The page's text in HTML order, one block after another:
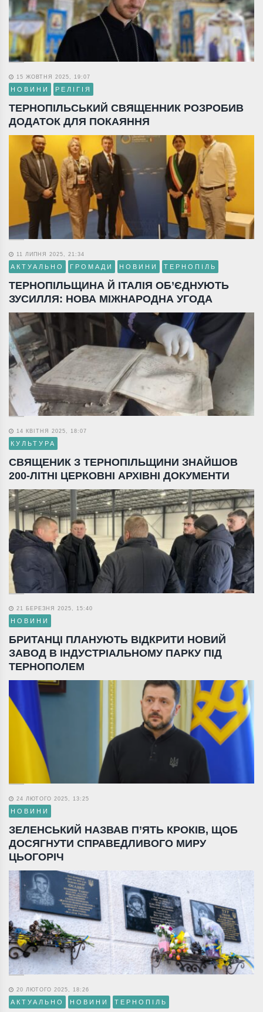
15 ЖОВТНЯ 2025, 19:07
НОВИНИ РЕЛІГІЯ
ТЕРНОПІЛЬСЬКИЙ СВЯЩЕННИК РОЗРОБИВ
ДОДАТОК ДЛЯ ПОКАЯННЯ
11 ЛИПНЯ 2025, 21:34
АКТУАЛЬНО ГРОМАДИ НОВИНИ ТЕРНОПІЛЬ
ТЕРНОПІЛЬЩИНА Й ІТАЛІЯ ОБ’ЄДНУЮТЬ
ЗУСИЛЛЯ: НОВА МІЖНАРОДНА УГОДА
14 КВІТНЯ 2025, 18:07
КУЛЬТУРА
СВЯЩЕНИК З ТЕРНОПІЛЬЩИНИ ЗНАЙШОВ
200-ЛІТНІ ЦЕРКОВНІ АРХІВНІ ДОКУМЕНТИ
21 БЕРЕЗНЯ 2025, 15:40
НОВИНИ
БРИТАНЦІ ПЛАНУЮТЬ ВІДКРИТИ НОВИЙ
ЗАВОД В ІНДУСТРІАЛЬНОМУ ПАРКУ ПІД
ТЕРНОПОЛЕМ
24 ЛЮТОГО 2025, 13:25
НОВИНИ
ЗЕЛЕНСЬКИЙ НАЗВАВ П’ЯТЬ КРОКІВ, ЩОБ
ДОСЯГНУТИ СПРАВЕДЛИВОГО МИРУ
ЦЬОГОРІЧ
20 ЛЮТОГО 2025, 18:26
АКТУАЛЬНО НОВИНИ ТЕРНОПІЛЬ